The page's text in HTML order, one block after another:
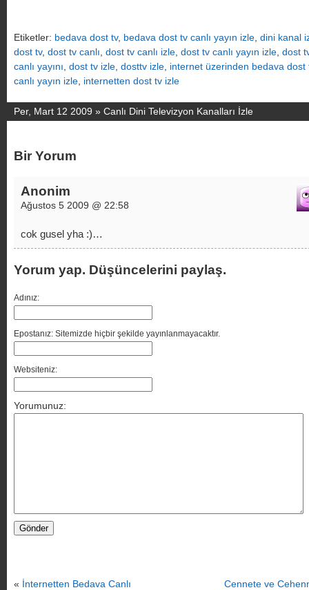
Etiketler: bedava dost tv, bedava dost tv canlı yayın izle dini kanal
dost tv, dost tv canlı dost tv canlı izle dost tv canlı yayın izle dost
canlı yayını dost tv izle dosttv izle internet üzerinden bedava dost
canlı yayın izle internetten dost tv izle
Per, Mart 12 2009 » Canlı Dini Televizyon Kanalları İzle
Bir Yorum
Anonim
Ağustos 5 2009 @ 22:58
cok gusel yha :)…
Yorum yap. Düşüncelerini paylaş.
Adınız:
Epostanız: Sitemizde hiçbir şekilde yayınlanmayacaktır.
Websiteniz:
Yorumunuz:
« İnternetten Bedava Canlı
Cennete ve